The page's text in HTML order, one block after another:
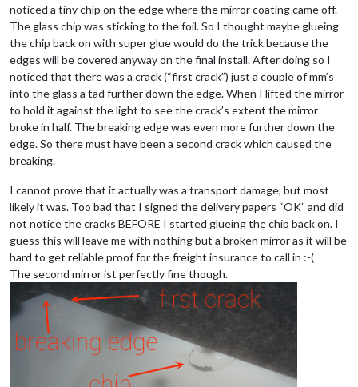
noticed a tiny chip on the edge where the mirror coating came off.
The glass chip was sticking to the foil. So I thought maybe glueing
the chip back on with super glue would do the trick because the
edges will be covered anyway on the final install. After doing so I
noticed that there was a crack (“first crack”) just a couple of mm’s
into the glass a tad further down the edge. When I lifted the mirror
to hold it against the light to see the crack’s extent the mirror
broke in half. The breaking edge was even more further down the
edge. So there must have been a second crack which caused the
breaking.
I cannot prove that it actually was a transport damage, but most
likely it was. Too bad that I signed the delivery papers “OK” and did
not notice the cracks BEFORE I started glueing the chip back on. I
guess this will leave me with nothing but a broken mirror as it will be
hard to get reliable proof for the freight insurance to call in :-(
The second mirror ist perfectly fine though.